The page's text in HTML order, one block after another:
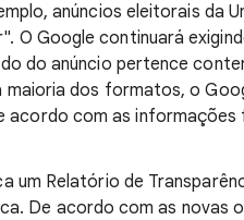
anúncios eleitorais da
O Google continuará
do anúncio pertence
dos formatos, o
com as informações
um Relatório de
De acordo com as novas